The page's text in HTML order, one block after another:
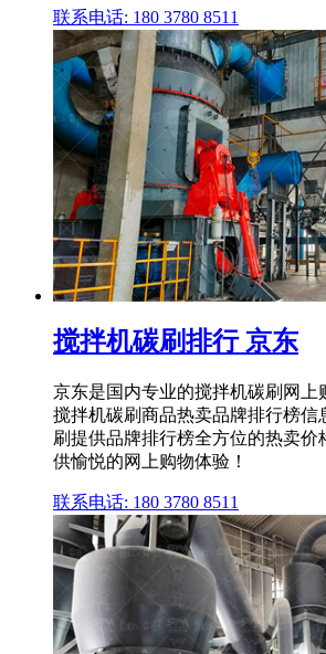
联系电话: 180 3780 8511
搅拌机碳刷排行 京东
京东是国内专业的搅拌机碳刷网上
搅拌机碳刷商品热卖品牌排行榜信
刷提供品牌排行榜全方位的热卖价
供愉悦的网上购物体验！
联系电话: 180 3780 8511